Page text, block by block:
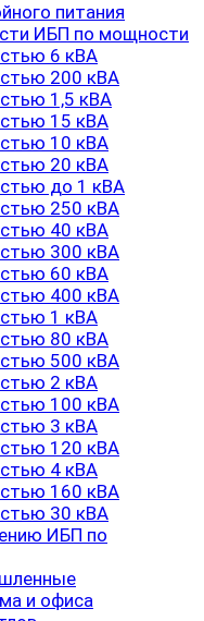
питания
ИБП по мощности
6 кВА
200 кВА
1,5 кВА
15 кВА
10 кВА
20 кВА
до 1 кВА
250 кВА
40 кВА
300 кВА
60 кВА
400 кВА
1 кВА
80 кВА
500 кВА
2 кВА
100 кВА
3 кВА
120 кВА
4 кВА
160 кВА
30 кВА
ИБП по
и офиса